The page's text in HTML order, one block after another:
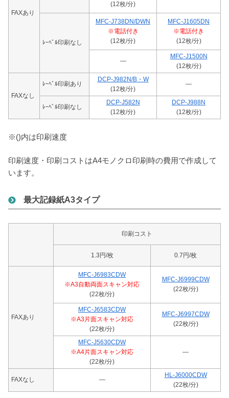
FAXあり
(12枚/分)
ﾚｰﾍﾞﾙ印刷なし
MFC-J738DN/DWN
※電話付き
(12枚/分)
MFC-J1605DN
※電話付き
(12枚/分)
―
MFC-J1500N
(12枚/分)
FAXなし
ﾚｰﾍﾞﾙ印刷あり
DCP-J982N/B・W
(12枚/分)
―
ﾚｰﾍﾞﾙ印刷なし
DCP-J582N
(12枚/分)
DCP-J988N
(12枚/分)
※()内は印刷速度
印刷速度・印刷コストはA4モノクロ印刷時の費用で作成して
います。
最大記録紙A3タイプ
印刷コスト
1.3円/枚 0.7円/枚
FAXあり
MFC-J6983CDW
※A3自動両面スキャン対応
(22枚/分)
MFC-J6999CDW
(22枚/分)
MFC-J6583CDW
※A3片面スキャン対応
(22枚/分)
MFC-J6997CDW
(22枚/分)
MFC-J5630CDW
※A4片面スキャン対応
(22枚/分)
―
FAXなし ―
HL-J6000CDW
(22枚/分)